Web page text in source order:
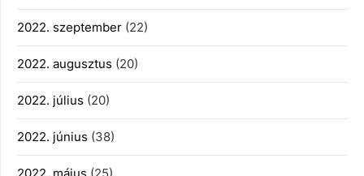
2022. szeptember (22)
2022. augusztus (20)
2022. július (20)
2022. június (38)
2022. május (25)